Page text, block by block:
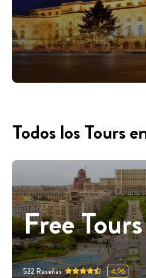
Todos los Tours
Free
532Reseñas 4.96